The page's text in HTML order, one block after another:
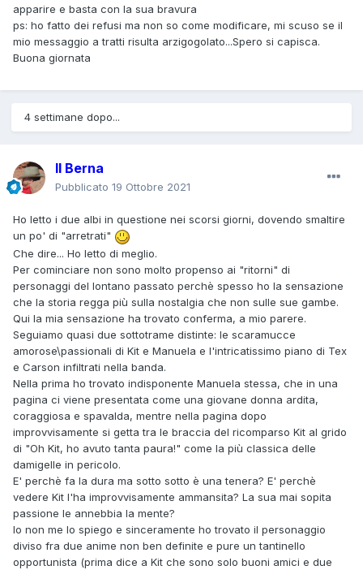
Ecco, il problema dei disegni di Laurenti in questa storia non
è che non aderisce a canoni di bellezza neoclassica, non è
che manca di dettagli sopraffini, non è che "non si
percepisce la mano dell'artista" o altre cazzate pretenziose.
"esteticamente brutto" (anche quello, ma non è il problema
peggiore) quanto per il fatto che la recitazione dei
del bistrattato Donatelli le emozioni le capivi benissimo
subito, cavolo se "interpretavano" i suoi personaggi...). I
personaggi non recitano, non si muovono in maniera
oltretutto balbettano.
Ecco, spero di aver spiegato qual è il problema di quei
disegni. Se poi qualcuno sogna un Tex disegnato così tutti i
mesi, de gustibus...
Io continuo a preferire il Galep degli anni 50, che non era
"minimalista", era un disegnatore che doveva produrre e
sapeva che la qualità e l'efficacia di un disegno non si
misura "a peso" dal numero di righe sulla tavola.
apparire e basta con la sua bravura
ps: ho fatto dei refusi ma non so come modificare, mi scuso se il
mio messaggio a tratti risulta arzigogolato...Spero si capisca.
Buona giornata
4 settimane dopo...
Il Berna
Pubblicato 19 Ottobre 2021
Ho letto i due albi in questione nei scorsi giorni, dovendo smaltire
un po' di "arretrati"
Che dire... Ho letto di meglio.
Per cominciare non sono molto propenso ai "ritorni" di
personaggi del lontano passato perchè spesso ho la sensazione
che la storia regga più sulla nostalgia che non sulle sue gambe.
Qui la mia sensazione ha trovato conferma, a mio parere.
Seguiamo quasi due sottotrame distinte: le scaramucce
amorose\passionali di Kit e Manuela e l'intricatissimo piano di Tex
e Carson infiltrati nella banda.
Nella prima ho trovato indisponente Manuela stessa, che in una
pagina ci viene presentata come una giovane donna ardita,
coraggiosa e spavalda, mentre nella pagina dopo
improvvisamente si getta tra le braccia del ricomparso Kit al grido
di "Oh Kit, ho avuto tanta paura!" come la più classica delle
damigelle in pericolo.
E' perchè fa la dura ma sotto sotto è una tenera? E' perchè
vedere Kit l'ha improvvisamente ammansita? La sua mai sopita
passione le annebbia la mente?
Io non me lo spiego e sinceramente ho trovato il personaggio
diviso fra due anime non ben definite e pure un tantinello
opportunista (prima dice a Kit che sono solo buoni amici e due